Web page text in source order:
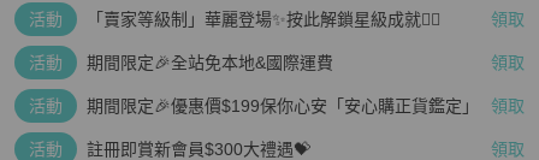
活動 「賣家等級制」華麗登場✨按此解鎖星級成就👆🏻 領取
活動 期間限定🎉全站免本地&國際運費 領取
活動 期間限定🎉優惠價$199保你心安「安心購正貨鑑定」 領取
活動 註冊即賞新會員$300大禮遇💝 領取